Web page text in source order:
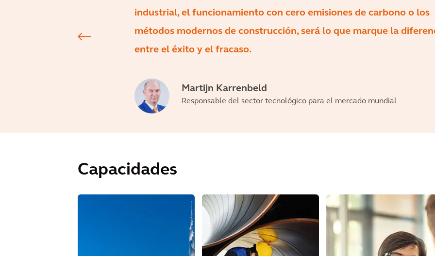
industrial, el funcionamiento con cero emisiones de carbono o los
métodos modernos de construcción, será lo que marque la
entre el éxito y el fracaso.
Martijn Karrenbeld
Responsable del sector tecnológico para el mercado mundial
Capacidades